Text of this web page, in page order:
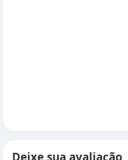
Deixe sua avaliação